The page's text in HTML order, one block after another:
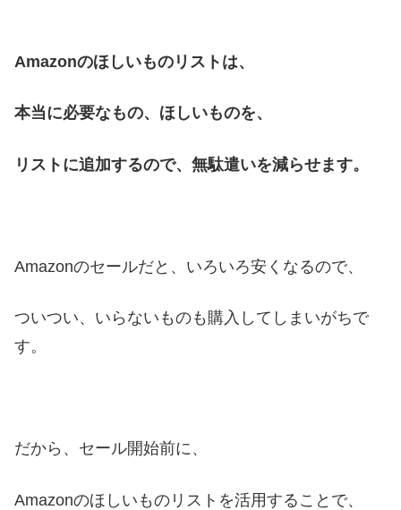
Amazonのほしいものリストは、
本当に必要なもの、ほしいものを、
リストに追加するので、無駄遣いを減らせます。
Amazonのセールだと、いろいろ安くなるので、
ついつい、いらないものも購入してしまいがちで
す。
だから、セール開始前に、
Amazonのほしいものリストを活用することで、